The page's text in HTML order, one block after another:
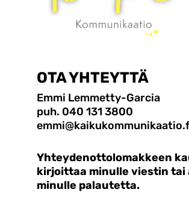
OTA YHTEYTTÄ
Emmi Lemmetty-Garcia
puh. 040 131 3800
Yhteydenottolomakkeen
kirjoittaa minulle viestin tai
minulle palautetta.